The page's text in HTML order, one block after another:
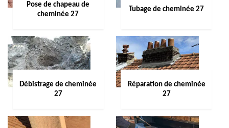
Pose de chapeau de
cheminée 27
Tubage de cheminée 27
Débistrage de cheminée
27
Réparation de cheminée
27